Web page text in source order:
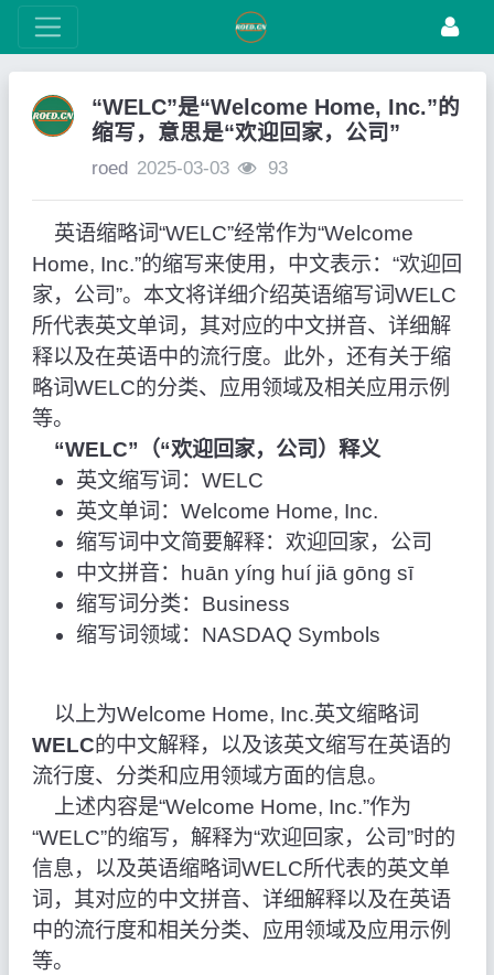
“WELC”是“Welcome Home, Inc.”的
缩写，意思是“欢迎回家，公司”
roed 2025-03-03 93
英语缩略词“WELC”经常作为“Welcome
Home, Inc.”的缩写来使用，中文表示：“欢迎回
家，公司”。本文将详细介绍英语缩写词WELC
所代表英文单词，其对应的中文拼音、详细解
释以及在英语中的流行度。此外，还有关于缩
略词WELC的分类、应用领域及相关应用示例
等。
“WELC”（“欢迎回家，公司）释义
英文缩写词：WELC
英文单词：Welcome Home, Inc.
缩写词中文简要解释：欢迎回家，公司
中文拼音：huān yíng huí jiā gōng sī
缩写词分类：Business
缩写词领域：NASDAQ Symbols
以上为Welcome Home, Inc.英文缩略词
WELC的中文解释，以及该英文缩写在英语的
流行度、分类和应用领域方面的信息。
上述内容是“Welcome Home, Inc.”作为
“WELC”的缩写，解释为“欢迎回家，公司”时的
信息，以及英语缩略词WELC所代表的英文单
词，其对应的中文拼音、详细解释以及在英语
中的流行度和相关分类、应用领域及应用示例
等。